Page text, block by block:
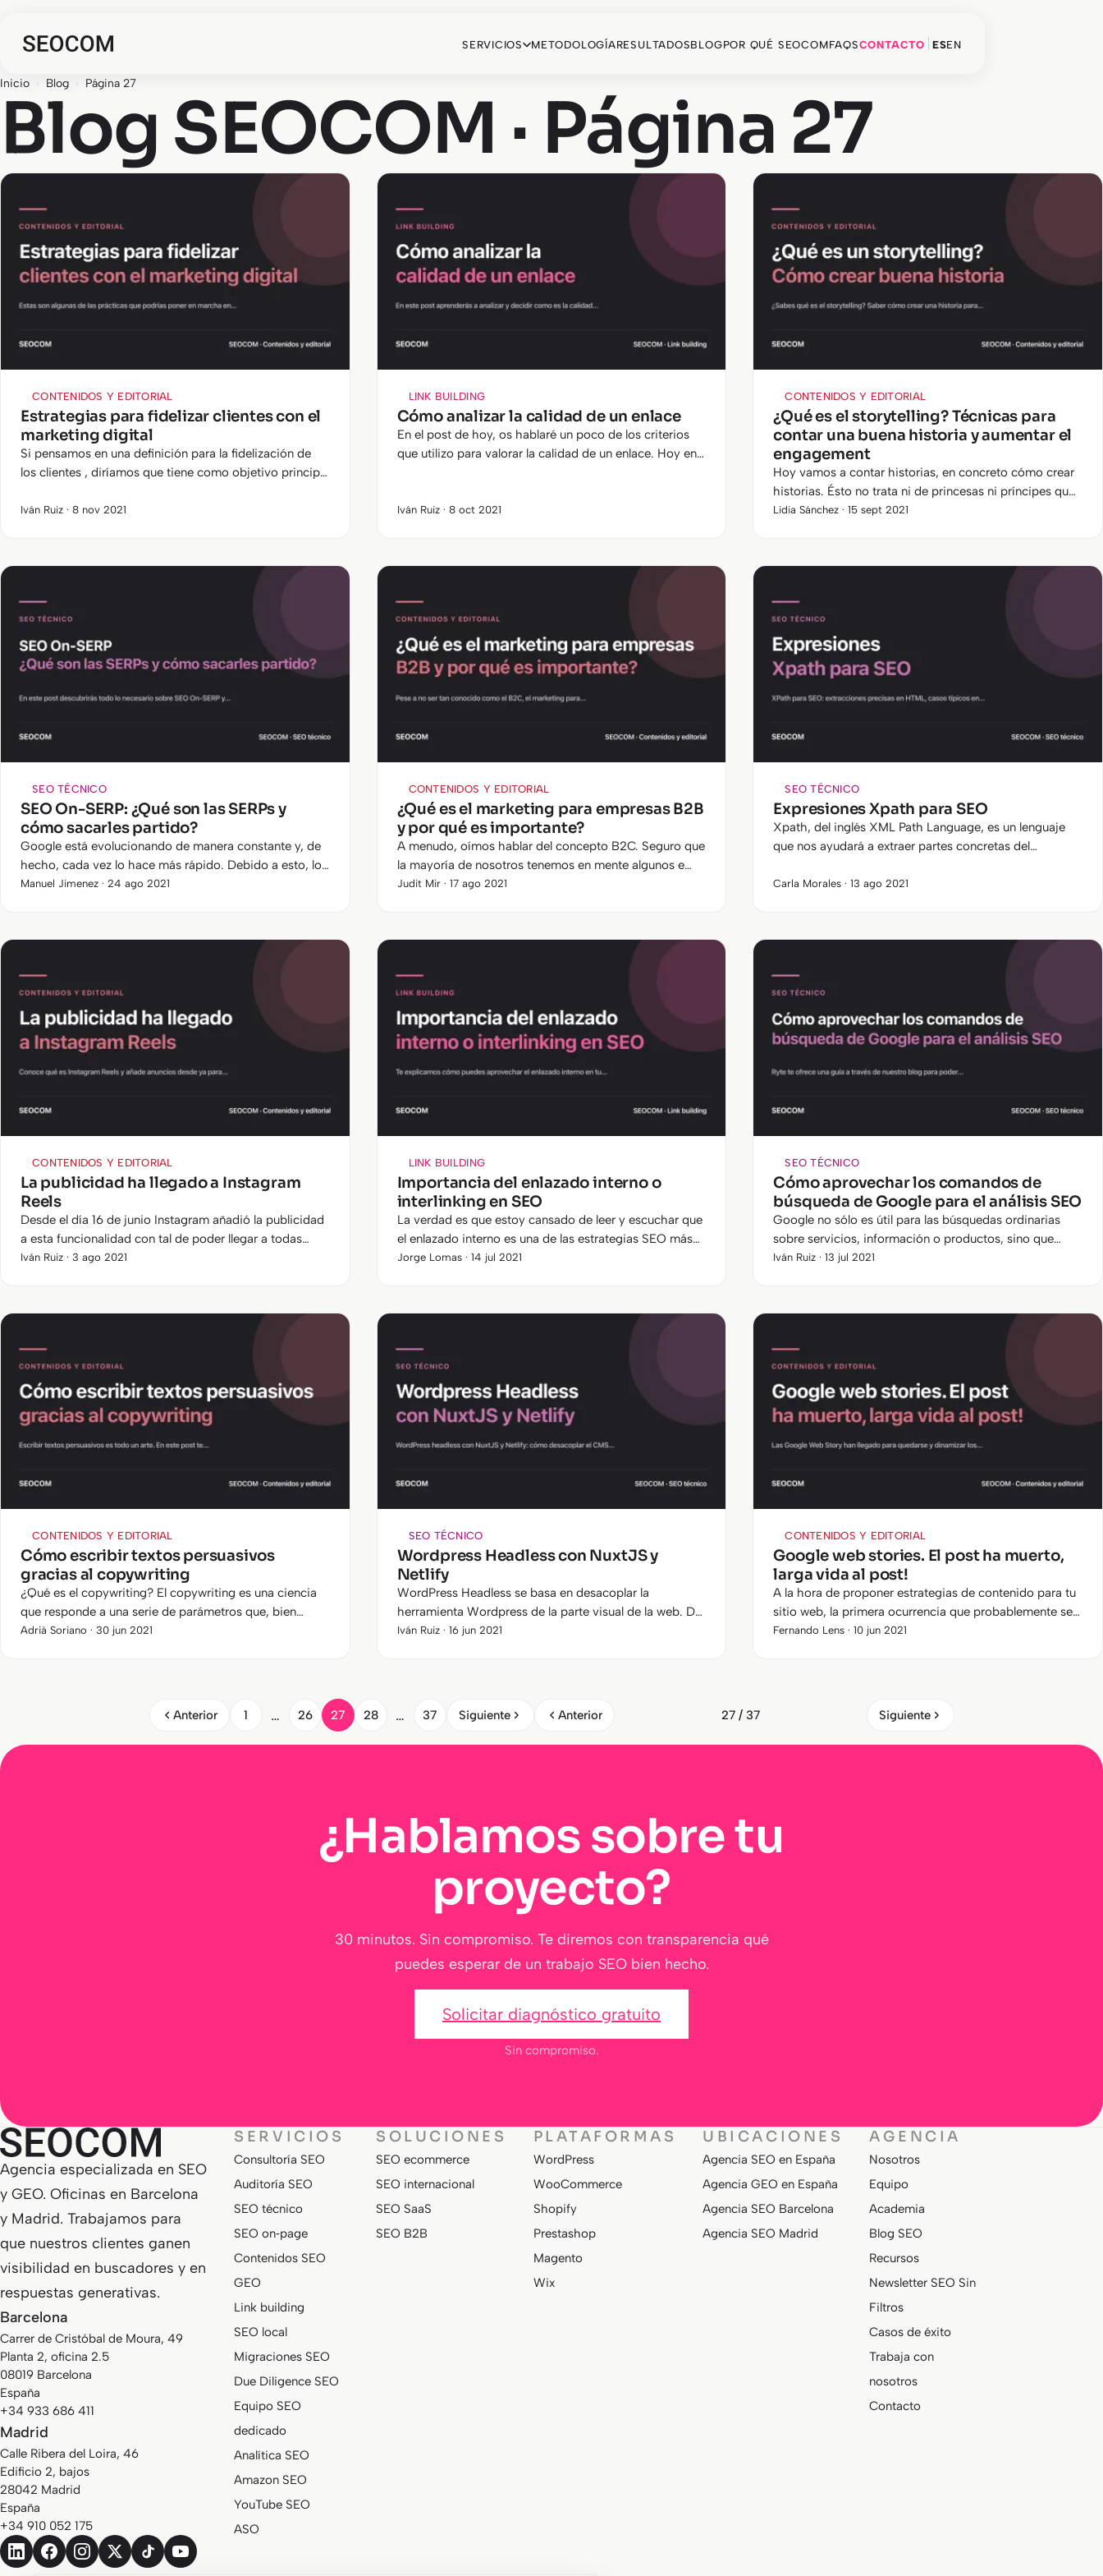
SERVICIOS METODOLOGÍARESULTADOSBLOGPOR QUÉ SEOCOMFAQSCONTACTO ESEN
Inicio › Blog › Página 27
Blog SEOCOM · Página 27
CONTENIDOS Y EDITORIAL
Estrategias para fidelizar clientes con el
marketing digital
Si pensamos en una definición para la fidelización de
los clientes , diríamos que tiene como objetivo principal
o servicio con…
Iván Ruiz · 8 nov 2021
LINK BUILDING
Cómo analizar la calidad de un enlace
En el post de hoy, os hablaré un poco de los criterios
que utilizo para valorar la calidad de un enlace. Hoy en
Iván Ruiz · 8 oct 2021
CONTENIDOS Y EDITORIAL
¿Qué es el storytelling? Técnicas para
contar una buena historia y aumentar el
engagement
Hoy vamos a contar historias, en concreto cómo crear
historias. Ésto no trata ni de princesas ni príncipes que
luchan contra dragones, villanos o malvadas
Lidia Sánchez · 15 sept 2021
SEO TÉCNICO
SEO On-SERP: ¿Qué son las SERPs y
cómo sacarles partido?
Google está evolucionando de manera constante y, de
hecho, cada vez lo hace más rápido. Debido a esto, los
protagonistas y tendencias del sector SEO van
Manuel Jimenez · 24 ago 2021
CONTENIDOS Y EDITORIAL
¿Qué es el marketing para empresas B2B
y por qué es importante?
A menudo, oímos hablar del concepto B2C. Seguro que
la mayoría de nosotros tenemos en mente algunos e
commerce y grandes plataformas en las que podemos
Judit Mir · 17 ago 2021
SEO TÉCNICO
Expresiones Xpath para SEO
Xpath, del inglés XML Path Language, es un lenguaje
que nos ayudará a extraer partes concretas del
muchas herramientas a…
Carla Morales · 13 ago 2021
CONTENIDOS Y EDITORIAL
La publicidad ha llegado a Instagram
Reels
Desde el día 16 de junio Instagram añadió la publicidad
a esta funcionalidad con tal de poder llegar a todas
aquellas personas que aún no están utilizando este
Iván Ruiz · 3 ago 2021
LINK BUILDING
Importancia del enlazado interno o
interlinking en SEO
La verdad es que estoy cansado de leer y escuchar que
el enlazado interno es una de las estrategias SEO más
olvidadas. No seré yo, no será SEOCOM. Si te quedas,
Jorge Lomas · 14 jul 2021
SEO TÉCNICO
Cómo aprovechar los comandos de
búsqueda de Google para el análisis SEO
Google no sólo es útil para las búsquedas ordinarias
sobre servicios, información o productos, sino que
también puede ser muy útil para apoyar a los SEO en
Iván Ruiz · 13 jul 2021
CONTENIDOS Y EDITORIAL
Cómo escribir textos persuasivos
gracias al copywriting
¿Qué es el copywriting? El copywriting es una ciencia
que responde a una serie de parámetros que, bien
ejecutados, logran obtener el objetivo que perseguimos
Adrià Soriano · 30 jun 2021
SEO TÉCNICO
Wordpress Headless con NuxtJS y
Netlify
WordPress Headless se basa en desacoplar la
herramienta Wordpress de la parte visual de la web. De
esta manera Wordpress se utiliza como administrador
Iván Ruiz · 16 jun 2021
CONTENIDOS Y EDITORIAL
Google web stories. El post ha muerto,
larga vida al post!
A la hora de proponer estrategias de contenido para tu
sitio web, la primera ocurrencia que probablemente se
te pase por la cabeza sea: “ok, hagamos un blog!”.
Fernando Lens · 10 jun 2021
Anterior 1 … 26 27 28 … 37 Siguiente Anterior 27 / 37 Siguiente
¿Hablamos sobre tu
proyecto?
30 minutos. Sin compromiso. Te diremos con transparencia qué
puedes esperar de un trabajo SEO bien hecho.
Solicitar diagnóstico gratuito
Sin compromiso.
Agencia especializada en SEO
y GEO. Oficinas en Barcelona
y Madrid. Trabajamos para
que nuestros clientes ganen
visibilidad en buscadores y en
respuestas generativas.
Barcelona
Carrer de Cristóbal de Moura, 49
Planta 2, oficina 2.5
08019 Barcelona
España
+34 933 686 411
Madrid
Calle Ribera del Loira, 46
Edificio 2, bajos
28042 Madrid
España
+34 910 052 175
SERVICIOS
Consultoría SEO
Auditoría SEO
SEO técnico
SEO on‑page
Contenidos SEO
GEO
Link building
SEO local
Migraciones SEO
Due Diligence SEO
Equipo SEO
dedicado
Analítica SEO
Amazon SEO
YouTube SEO
ASO
SOLUCIONES
SEO ecommerce
SEO internacional
SEO SaaS
SEO B2B
PLATAFORMAS
WordPress
WooCommerce
Shopify
Prestashop
Magento
Wix
UBICACIONES
Agencia SEO en España
Agencia GEO en España
Agencia SEO Barcelona
Agencia SEO Madrid
AGENCIA
Nosotros
Equipo
Academia
Blog SEO
Recursos
Newsletter SEO Sin
Filtros
Casos de éxito
Trabaja con
nosotros
Contacto